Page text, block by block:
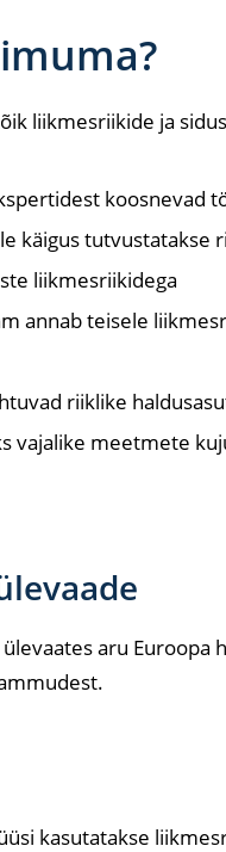
liikmesriikide ja
koosnevad
käigus tutvustatakse
liikmesriikidega
annab teisele
riiklike
vajalike meetmete
aru Euroopa
kasutatakse